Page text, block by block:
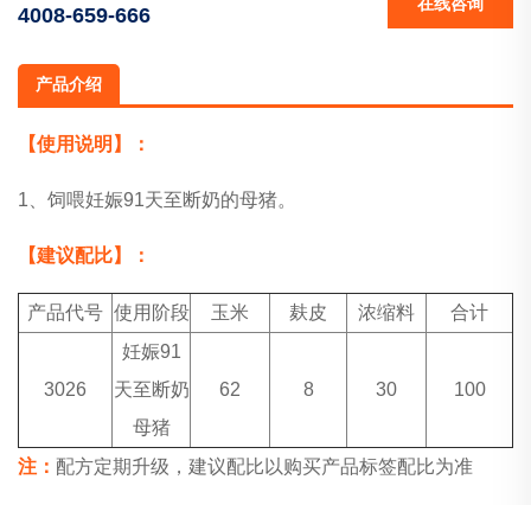
4008-659-666
产品介绍
【使用说明】：
1、饲喂妊娠91天至断奶的母猪。
【建议配比】：
产品代号 使用阶段 玉米 麸皮 浓缩料 合计
3026
妊娠91
天至断奶
母猪
62 8 30 100
注： 配方定期升级，建议配比以购买产品标签配比为准